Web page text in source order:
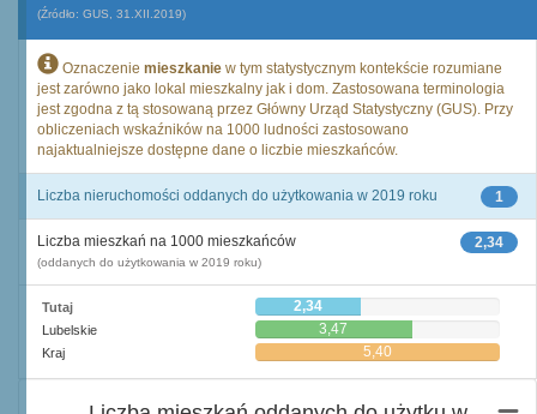
(Źródło: GUS, 31.XII.2019)
Oznaczenie mieszkanie w tym statystycznym kontekście rozumiane
jest zarówno jako lokal mieszkalny jak i dom. Zastosowana terminologia
jest zgodna z tą stosowaną przez Główny Urząd Statystyczny (GUS). Przy
obliczeniach wskaźników na 1000 ludności zastosowano
najaktualniejsze dostępne dane o liczbie mieszkańców.
1
Liczba nieruchomości oddanych do użytkowania w 2019 roku
2,34
Liczba mieszkań na 1000 mieszkańców
(oddanych do użytkowania w 2019 roku)
Tutaj 2,34
Lubelskie 3,47
Kraj 5,40